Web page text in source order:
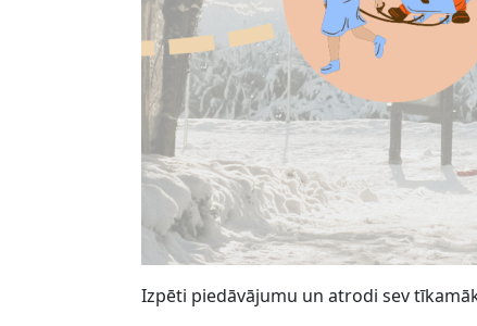
Izpēti piedāvājumu un atrodi sev